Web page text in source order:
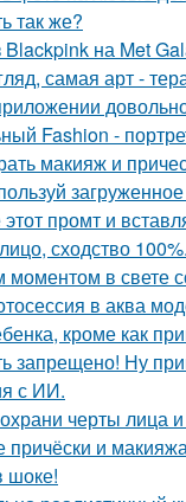
так же?
на Met
самая арт -
Fashion -
макияж и
этот промт и
сходство 100%.
в свете
в аква
кроме как
запрещено! Ну
с ИИ.
черты лица
причёски и
шоке!